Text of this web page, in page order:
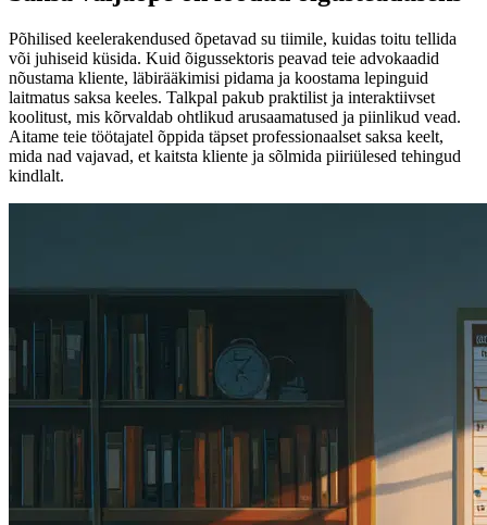
Põhilised keelerakendused õpetavad su tiimile, kuidas toitu tellida
või juhiseid küsida. Kuid õigussektoris peavad teie advokaadid
nõustama kliente, läbirääkimisi pidama ja koostama lepinguid
laitmatus saksa keeles. Talkpal pakub praktilist ja interaktiivset
koolitust, mis kõrvaldab ohtlikud arusaamatused ja piinlikud vead.
Aitame teie töötajatel õppida täpset professionaalset saksa keelt,
mida nad vajavad, et kaitsta kliente ja sõlmida piiriülesed tehingud
kindlalt.